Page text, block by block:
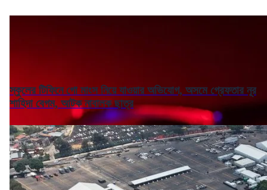
স্কুলের টিফিনে গো মাংস নিয়ে যাওয়ার অভিযোগ, অসমে গ্রেফতার নূর
শাহিদা বেগম, আটক নাবালক ছাত্র